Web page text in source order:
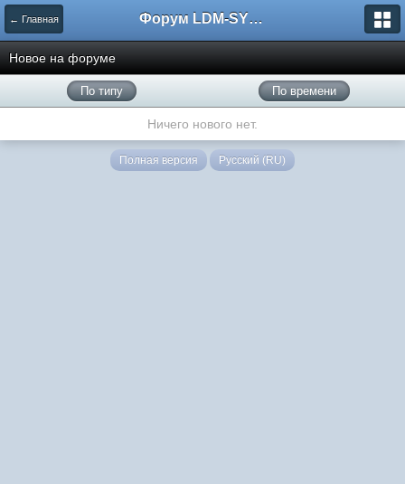
← Главная Форум LDM-SYSTEMS
Новое на форуме
По типу По времени
Ничего нового нет.
Полная версия Русский (RU)